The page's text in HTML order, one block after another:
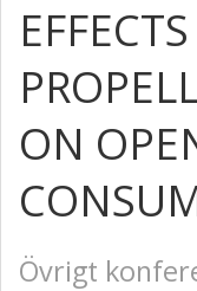
ON
Övrigt